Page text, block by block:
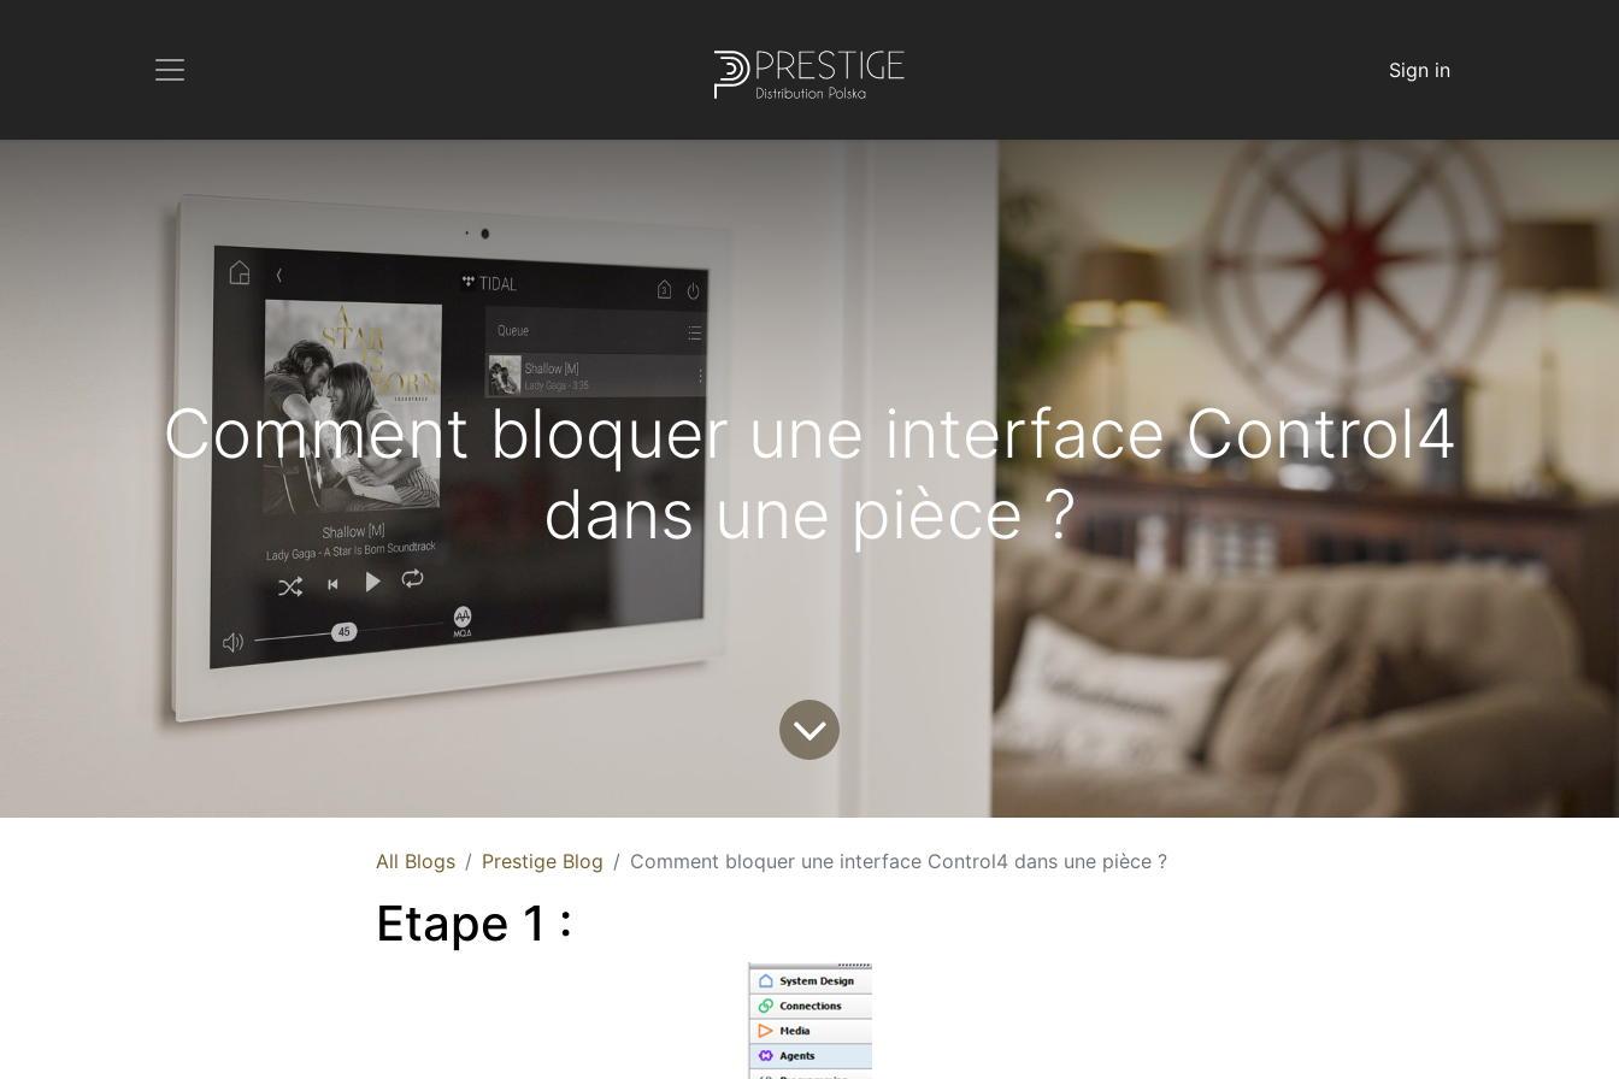
Sign in
Comment bloquer une interface Control4
dans une pièce ?
All Blogs Prestige Blog Comment bloquer une interface Control4 dans une pièce ?
Etape 1 :